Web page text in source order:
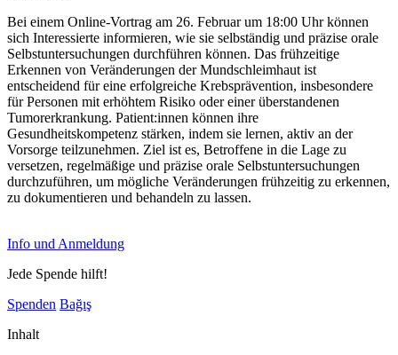
Bei einem Online-Vortrag am 26. Februar um 18:00 Uhr können
sich Interessierte informieren, wie sie selbständig und präzise orale
Selbstuntersuchungen durchführen können. Das frühzeitige
Erkennen von Veränderungen der Mundschleimhaut ist
entscheidend für eine erfolgreiche Krebsprävention, insbesondere
für Personen mit erhöhtem Risiko oder einer überstandenen
Tumorerkrankung. Patient:innen können ihre
Gesundheitskompetenz stärken, indem sie lernen, aktiv an der
Vorsorge teilzunehmen. Ziel ist es, Betroffene in die Lage zu
versetzen, regelmäßige und präzise orale Selbstuntersuchungen
durchzuführen, um mögliche Veränderungen frühzeitig zu erkennen,
zu dokumentieren und behandeln zu lassen.
Info und Anmeldung
Jede Spende hilft!
Spenden Bağış
Inhalt